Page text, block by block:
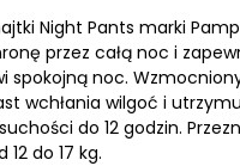
Night Pants marki
przez całą noc i
spokojną noc.
wchłania wilgoć i
do 12 godzin.
do 17 kg.